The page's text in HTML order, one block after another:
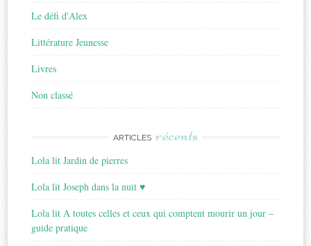
Le défi d'Alex
Littérature Jeunesse
Livres
Non classé
ARTICLES récents
Lola lit Jardin de pierres
Lola lit Joseph dans la nuit ♥
Lola lit A toutes celles et ceux qui comptent mourir un jour –
guide pratique